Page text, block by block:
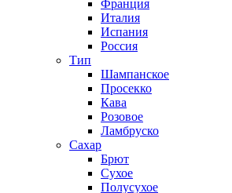
Франция
Италия
Испания
Россия
Тип
Шампанское
Просекко
Кава
Розовое
Ламбруско
Сахар
Брют
Сухое
Полусухое